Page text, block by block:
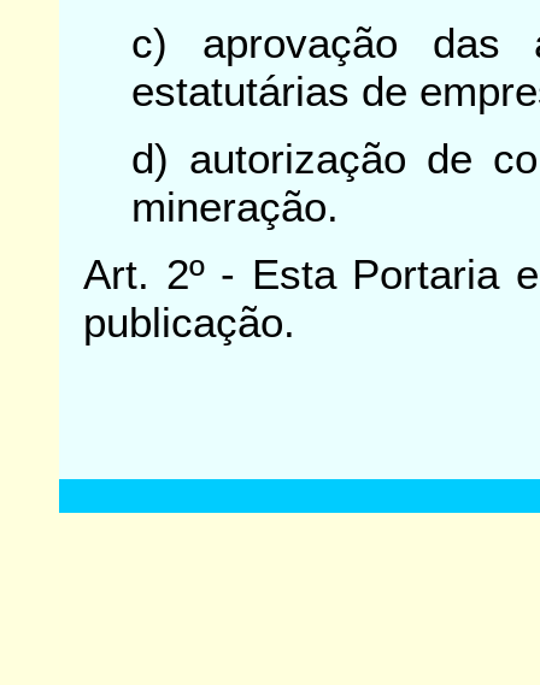
c) aprovação das
estatutárias de
d) autorização de
mineração.
Art. 2º - Esta Portaria
publicação.